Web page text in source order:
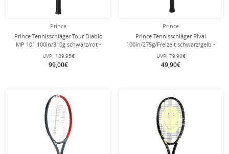
Prince
Prince Tennisschläger Tour Diablo
MP 101 100in/310g schwarz/rot -
unbesaitet -
UVP: 189,95€
99,00€
Prince
Prince Tennisschläger Rival
100in/275g/Freizeit schwarz/gelb -
besaitet -
UVP: 79,90€
49,90€